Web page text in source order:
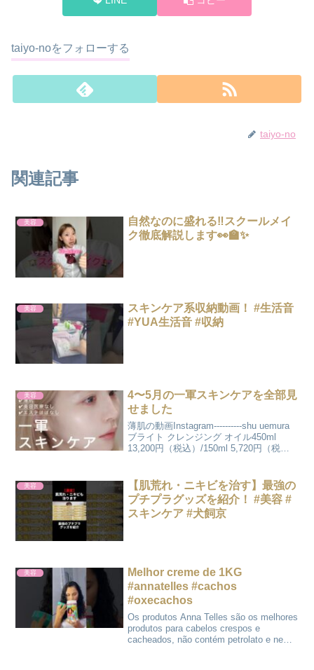
taiyo-noをフォローする
taiyo-no
関連記事
美容
自然なのに盛れる‼️スクールメイ
ク徹底解説します👀🏫✨
美容
スキンケア系収納動画！ #生活音
#YUA生活音 #収納
美容
4〜5月の一軍スキンケアを全部見
せました
薄肌の動画Instagram----------shu uemura
ブライト クレンジング オイル450ml
13,200円（税込）/150ml 5,720円（税
能を保...
美容
【肌荒れ・ニキビを治す】最強の
プチプラグッズを紹介！ #美容 #
スキンケア #犬飼京
美容
Melhor creme de 1KG
#annatelles #cachos
#oxecachos
Os produtos Anna Telles são os melhores
produtos para cabelos crespos e
cacheados, não contém petrolato e nem